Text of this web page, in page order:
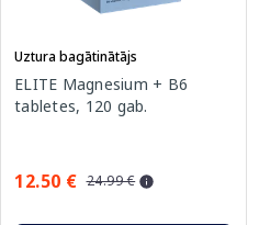
Uztura bagātinātājs
ELITE Magnesium + B6
tabletes, 120 gab.
12.50 € 24.99 €